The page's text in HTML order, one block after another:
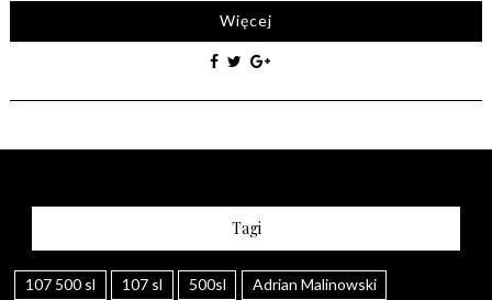
Więcej
Tagi
107 500 sl 107 sl 500sl
Adrian Malinowski